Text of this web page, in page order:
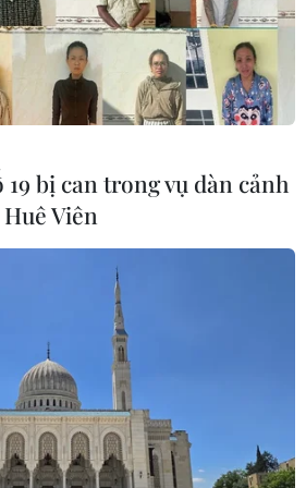
US Open 2024:
cựu vô địch
2024: Carlos
2
thắng chóng
giống bị loại
bị can trong vụ dàn cảnh
Viên